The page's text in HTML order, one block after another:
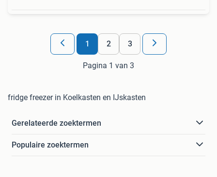
1 2 3
Pagina 1 van 3
fridge freezer in Koelkasten en IJskasten
Gerelateerde zoektermen
Populaire zoektermen